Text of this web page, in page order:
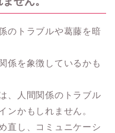
のトラブルや葛藤を暗
係を象徴しているかも
、人間関係のトラブル
ンかもしれません。
直し、コミュニケーシ